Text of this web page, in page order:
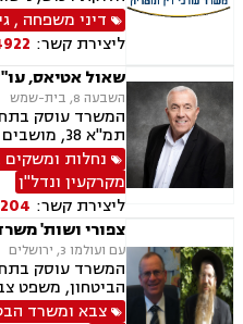
ירושות וצוואות,
משמורת, מזונות,
קרקעות, פינוי
ליקויי בנייה,
תאונות דרכים,
עסקי, ליווי
רפואית, רשלנות
הביטחון, נכי
דיני משפחה ,
ליצירת קשר:
שאול אטיאס,
השבעה 8, בית-שמש
המשרד עוסק
תמ"א 38,
תכנון ובניה,
גישור
נוטריון
נחלות
מקרקעין ונדל"ן
ליצירת קשר:
צפורי ושות'
עם ועולמו 3, ירושלים
המשרד עוסק
הביטחון, משפט
ביטוח, ביטוח
צבא ומשרד